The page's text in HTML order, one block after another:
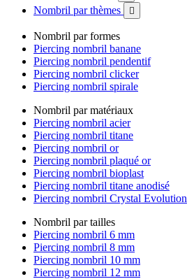
Nombril par thèmes 
Nombril par formes
Piercing nombril banane
Piercing nombril pendentif
Piercing nombril clicker
Piercing nombril spirale
Nombril par matériaux
Piercing nombril acier
Piercing nombril titane
Piercing nombril or
Piercing nombril plaqué or
Piercing nombril bioplast
Piercing nombril titane anodisé
Piercing nombril Crystal Evolution
Nombril par tailles
Piercing nombril 6 mm
Piercing nombril 8 mm
Piercing nombril 10 mm
Piercing nombril 12 mm